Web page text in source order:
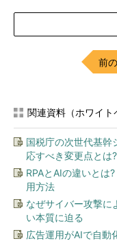
前
関連資料（ホワイト
国税庁の次世代基幹
応すべき変更点とは?
RPAとAIの違いとは
用方法
なぜサイバー攻撃に
い本質に迫る
広告運用がAIで自動